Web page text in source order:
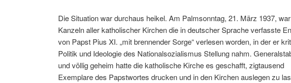
Die Situation war durchaus heikel. Am Palmsonntag, 21. März 1937,
Kanzeln aller katholischer Kirchen die in deutscher Sprache verfasste
von Papst Pius XI. „mit brennender Sorge“ verlesen worden, in der er
Politik und Ideologie des Nationalsozialismus Stellung nahm.
und völlig geheim hatte die katholische Kirche es geschafft, zigtausend
Exemplare des Papstwortes drucken und in den Kirchen auslegen zu